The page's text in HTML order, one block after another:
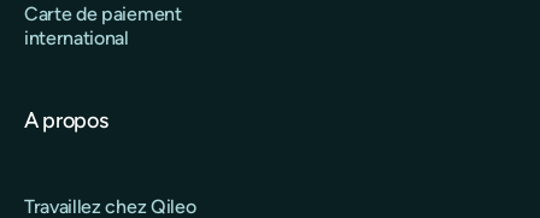
Carte de paiement
international
A propos
Travaillez chez Qileo